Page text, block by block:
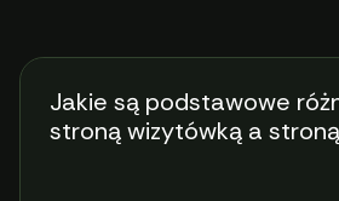
Jakie są podstawowe
stroną wizytówką a